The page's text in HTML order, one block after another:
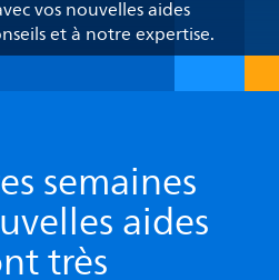
vos nouvelles aides
et à notre expertise.
semaines
aides
très